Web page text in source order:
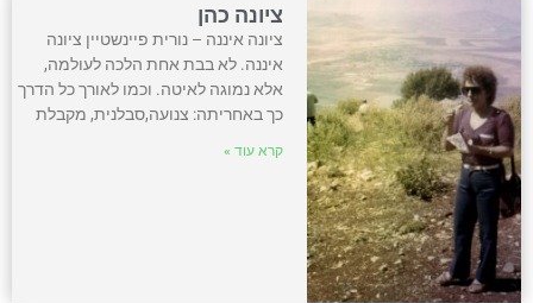
ציונה כהן
ציונה איננה – נורית פיינשטיין ציונה
איננה. לא בבת אחת הלכה לעולמה,
אלא נמוגה לאיטה. וכמו לאורך כל הדרך
כך באחריתה: צנועה,סבלנית, מקבלת
קרא עוד »